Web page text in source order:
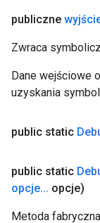
publiczne
Zwraca
Dane wejściowe
uzyskania
public static
public static
opcje... opcje)
Metoda